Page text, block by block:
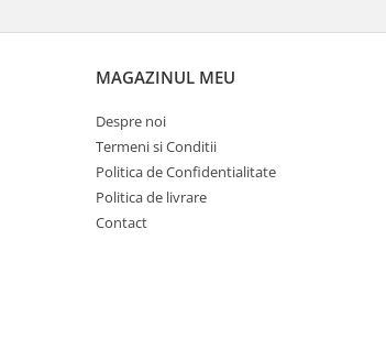
MAGAZINUL MEU
Despre noi
Termeni si Conditii
Politica de Confidentialitate
Politica de livrare
Contact